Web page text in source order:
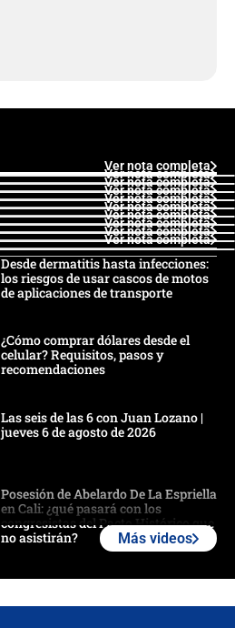
Ver nota completa
Ver nota completa
Ver nota completa
Ver nota completa
Ver nota completa
Ver nota completa
Ver nota completa
Ver nota completa
Ver nota completa
Ver nota completa
Desde dermatitis hasta infecciones:
los riesgos de usar cascos de motos
de aplicaciones de transporte
¿Cómo comprar dólares desde el
celular? Requisitos, pasos y
recomendaciones
Las seis de las 6 con Juan Lozano |
jueves 6 de agosto de 2026
Posesión de Abelardo De La Espriella
en Cali: ¿qué pasará con los
congresistas del Pacto Histórico que
no asistirán?
Más videos